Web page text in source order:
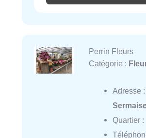
Perrin Fleurs
Catégorie :
Adresse :
Quartier :